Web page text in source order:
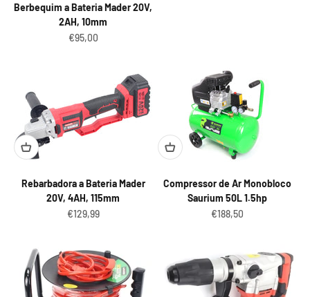
Berbequim a Bateria Mader 20V,
2AH, 10mm
Preço promocional
€95,00
Rebarbadora a Bateria Mader
20V, 4AH, 115mm
Preço promocional
€129,99
Compressor de Ar Monobloco
Saurium 50L 1.5hp
Preço promocional
€188,50